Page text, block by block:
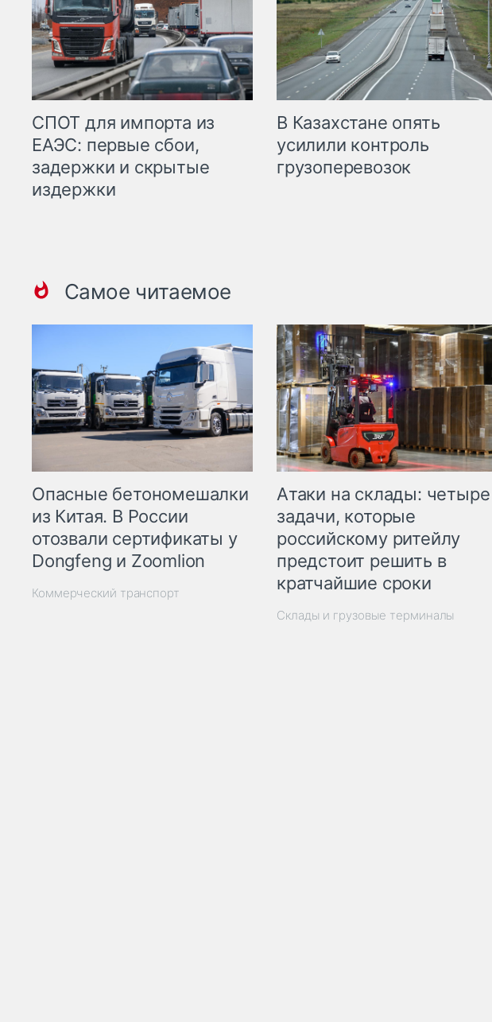
СПОТ для импорта из
ЕАЭС: первые сбои,
задержки и скрытые
издержки
В Казахстане опять
усилили контроль
грузоперевозок
Самое читаемое
Опасные бетономешалки
из Китая. В России
отозвали сертификаты у
Dongfeng и Zoomlion
Коммерческий транспорт
Атаки на склады: четыре
задачи, которые
российскому ритейлу
предстоит решить в
кратчайшие сроки
Склады и грузовые терминалы